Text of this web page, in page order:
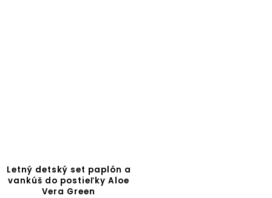
Letný detský set paplón a
vankúš do postieľky Aloe
Vera Green